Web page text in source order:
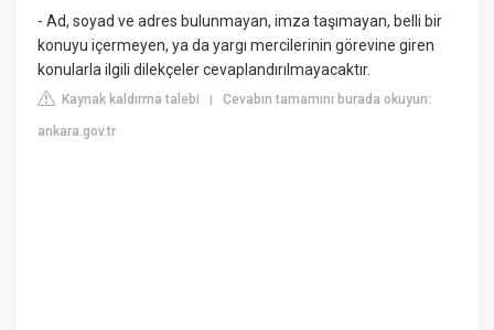
- Ad, soyad ve adres bulunmayan, imza taşımayan, belli bir
konuyu içermeyen, ya da yargı mercilerinin görevine giren
konularla ilgili dilekçeler cevaplandırılmayacaktır.
Kaynak kaldırma talebi |Cevabın tamamını burada okuyun:
ankara.gov.tr